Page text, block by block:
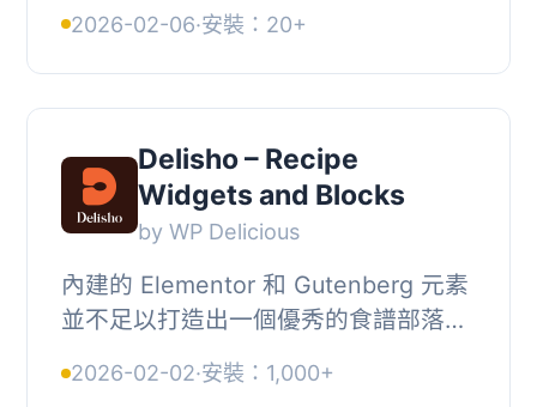
和網上訂餐系統。, 您可以使用這個
WordPress 餐廳菜單外掛...
2026-02-06·安裝：20+
Delisho – Recipe
Widgets and Blocks
by WP Delicious
內建的 Elementor 和 Gutenberg 元素
並不足以打造出一個優秀的食譜部落
塊和小工具，這就是 Delicious
2026-02-02·安裝：1,000+